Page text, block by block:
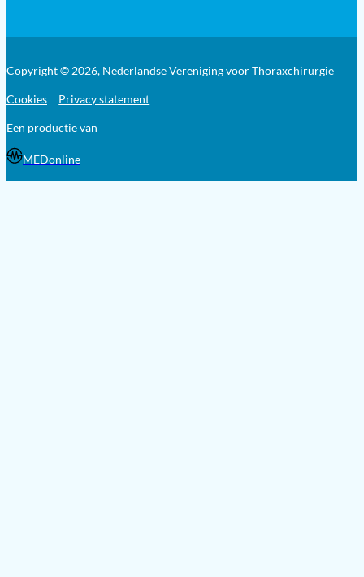
Copyright © 2026, Nederlandse Vereniging voor Thoraxchirurgie
Cookies Privacy statement
Een productie van
MEDonline